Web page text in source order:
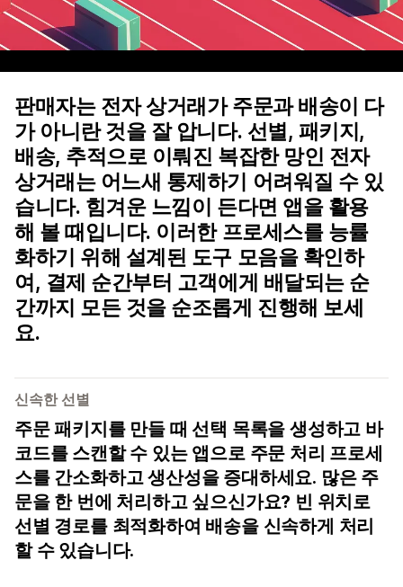
판매자는 전자 상거래가 주문과 배송이 다
가 아니란 것을 잘 압니다. 선별, 패키지,
배송, 추적으로 이뤄진 복잡한 망인 전자
상거래는 어느새 통제하기 어려워질 수 있
습니다. 힘겨운 느낌이 든다면 앱을 활용
해 볼 때입니다. 이러한 프로세스를 능률
화하기 위해 설계된 도구 모음을 확인하
여, 결제 순간부터 고객에게 배달되는 순
간까지 모든 것을 순조롭게 진행해 보세
요.
신속한 선별
주문 패키지를 만들 때 선택 목록을 생성하고 바
코드를 스캔할 수 있는 앱으로 주문 처리 프로세
스를 간소화하고 생산성을 증대하세요. 많은 주
문을 한 번에 처리하고 싶으신가요? 빈 위치로
선별 경로를 최적화하여 배송을 신속하게 처리
할 수 있습니다.